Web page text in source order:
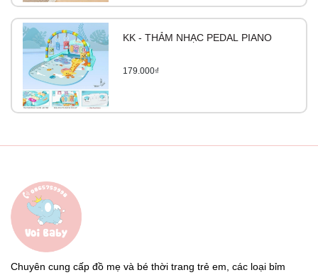
KK - THẢM NHẠC PEDAL PIANO
179.000₫
Chuyên cung cấp đồ mẹ và bé thời trang trẻ em, các loại bỉm